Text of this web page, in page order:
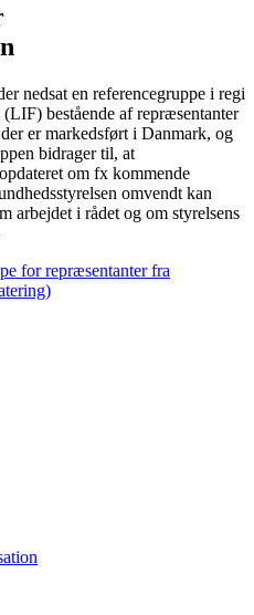
nedsat en referencegruppe i regi
bestående af repræsentanter
er markedsført i Danmark, og
bidrager til, at
om fx kommende
omvendt kan
arbejdet i rådet og om styrelsens
for repræsentanter fra